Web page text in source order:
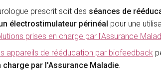
prescrit soit des séances de
électrostimulateur périnéal pour une
prises en charge par l'Assurance
appareils de rééducation par biofeedback
charge par l'Assurance Maladie